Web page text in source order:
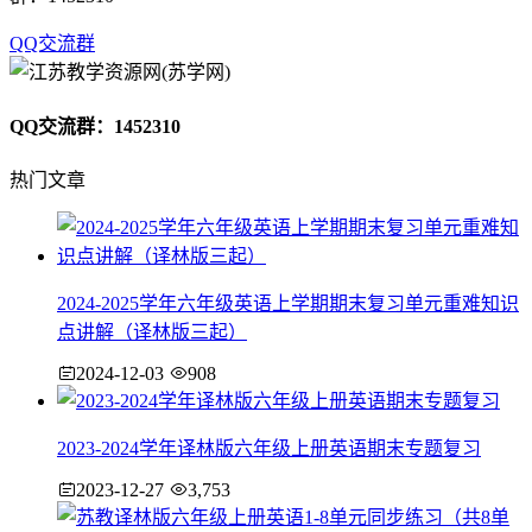
QQ交流群
QQ交流群：1452310
热门文章
2024-2025学年六年级英语上学期期末复习单元重难知识
点讲解（译林版三起）
2024-12-03 908
2023-2024学年译林版六年级上册英语期末专题复习
2023-12-27 3,753